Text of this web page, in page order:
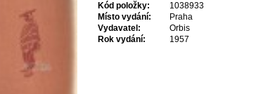
Kód položky:
1038933
Místo vydání:
Praha
Vydavatel:
Orbis
Rok vydání:
1957